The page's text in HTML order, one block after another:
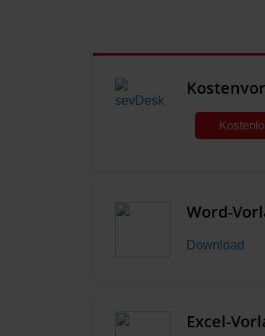
Word-
Download
Excel-